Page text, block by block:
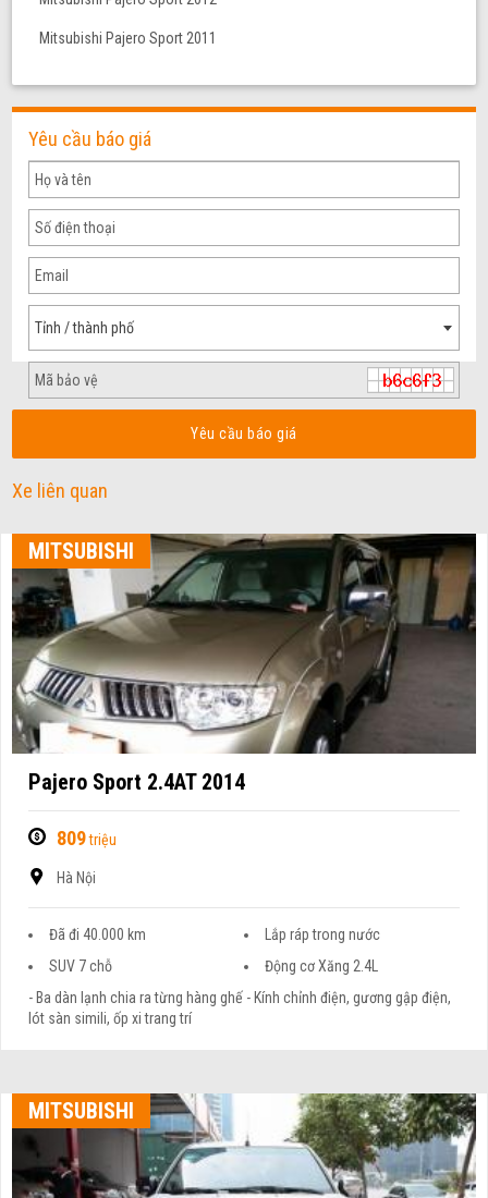
Mitsubishi Pajero Sport 2011
Yêu cầu báo giá
Tỉnh / thành phố
Yêu cầu báo giá
Xe liên quan
MITSUBISHI
Pajero Sport 2.4AT 2014
809triệu
Hà Nội
Đã đi 40.000 km
Lắp ráp trong nước
SUV 7 chỗ
Động cơ Xăng 2.4L
- Ba dàn lạnh chia ra từng hàng ghế - Kính chỉnh điện, gương gập điện,
lót sàn simili, ốp xi trang trí
MITSUBISHI